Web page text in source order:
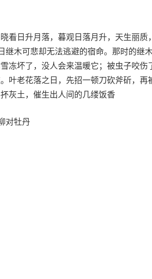
看日升月落，暮观日落月升，天生丽质
继木可悲却无法逃避的宿命。那时的继
冻坏了，没人会来温暖它；被虫子咬伤
叶老花落之日，先招一顿刀砍斧斫，再
灰土，催生出人间的几缕饭香
对牡丹